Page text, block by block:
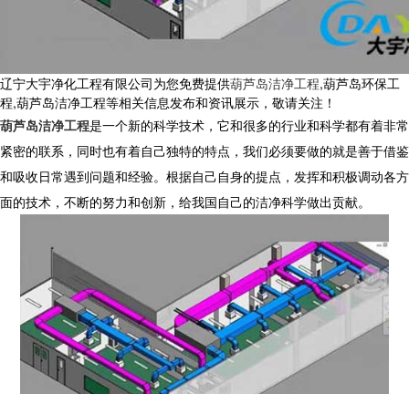
辽宁大宇净化工程有限公司为您免费提供葫芦岛洁净工程,葫芦岛环保工
程,葫芦岛洁净工程等相关信息发布和资讯展示，敬请关注！
葫芦岛洁净工程是一个新的科学技术，它和很多的行业和科学都有着非常
紧密的联系，同时也有着自己独特的特点，我们必须要做的就是善于借鉴
和吸收日常遇到问题和经验。根据自己自身的提点，发挥和积极调动各方
面的技术，不断的努力和创新，给我国自己的洁净科学做出贡献。